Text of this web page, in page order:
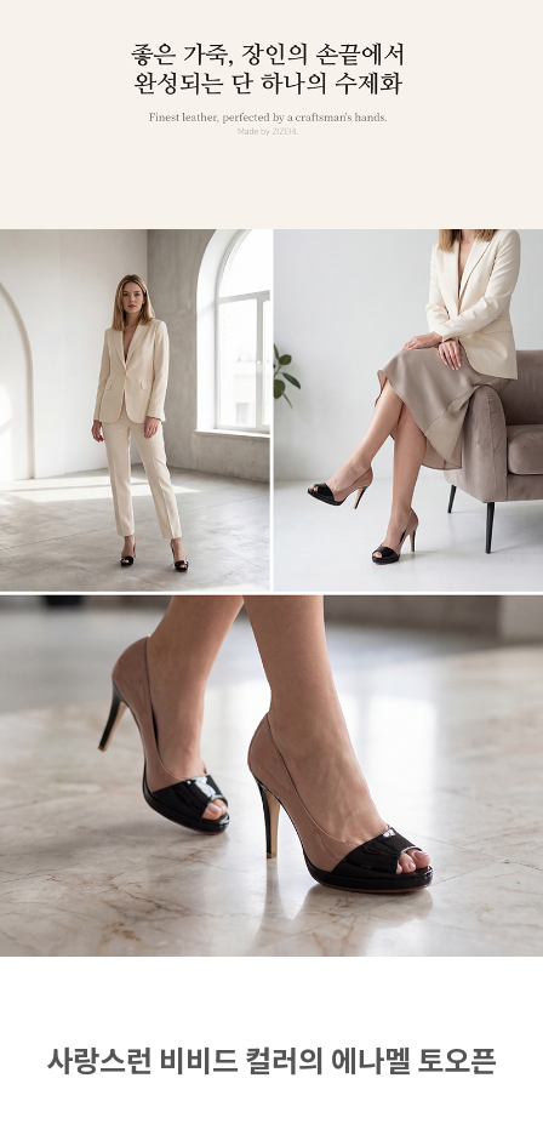
사랑스런 비비드 컬러의 에나멜 토오픈